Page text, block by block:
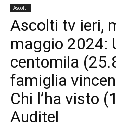
Ascolti
Ascolti tv ieri,
maggio 2024:
centomila
famiglia
Chi l’ha visto
Auditel